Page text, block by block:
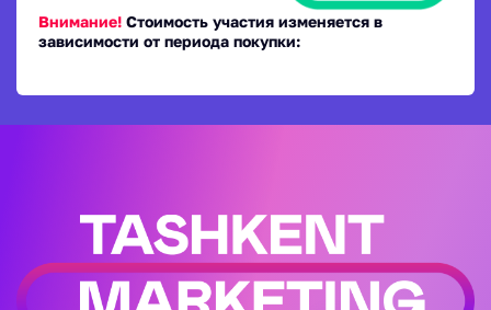
Внимание! Стоимость участия изменяется в
зависимости от периода покупки: